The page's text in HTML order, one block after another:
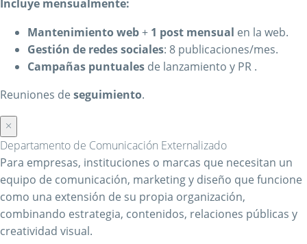
Incluye mensualmente:
Mantenimiento web+ 1 post mensual en la web.
Gestión de redes sociales: 8 publicaciones/mes.
Campañas puntuales de lanzamiento y PR .
Reuniones de seguimiento.
×
Departamento de Comunicación Externalizado
Para empresas, instituciones o marcas que necesitan un
equipo de comunicación, marketing y diseño que funcione
como una extensión de su propia organización,
combinando estrategia, contenidos, relaciones públicas y
creatividad visual.